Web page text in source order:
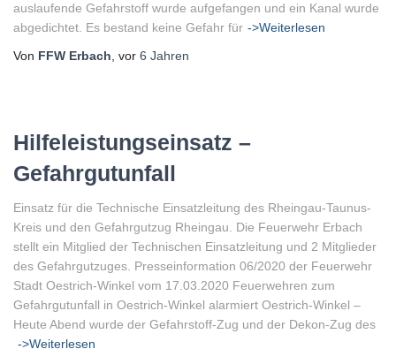
auslaufende Gefahrstoff wurde aufgefangen und ein Kanal wurde
abgedichtet. Es bestand keine Gefahr für ->Weiterlesen
Von FFW Erbach , vor 6 Jahren
Hilfeleistungseinsatz –
Gefahrgutunfall
Einsatz für die Technische Einsatzleitung des Rheingau-Taunus-
Kreis und den Gefahrgutzug Rheingau. Die Feuerwehr Erbach
stellt ein Mitglied der Technischen Einsatzleitung und 2 Mitglieder
des Gefahrgutzuges. Presseinformation 06/2020 der Feuerwehr
Stadt Oestrich-Winkel vom 17.03.2020 Feuerwehren zum
Gefahrgutunfall in Oestrich-Winkel alarmiert Oestrich-Winkel –
Heute Abend wurde der Gefahrstoff-Zug und der Dekon-Zug des
->Weiterlesen